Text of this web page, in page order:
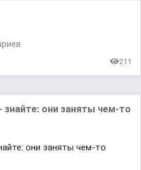
211
они заняты чем-то
они заняты чем-то